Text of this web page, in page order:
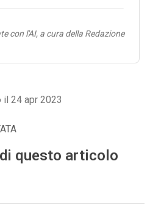
con l'AI, a cura della Redazione
il 24 apr 2023
questo articolo